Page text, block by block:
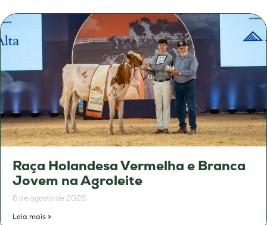
Raça Holandesa Vermelha e Branca
Jovem na Agroleite
6 de agosto de 2026
Leia mais »